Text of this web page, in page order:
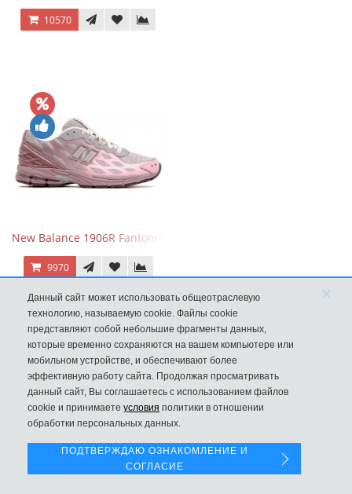
10570
New Balance 1906R Fantomfit Ice Wine
9970
Данный сайт может использовать общеотраслевую
технологию, называемую cookie. Файлы cookie
представляют собой небольшие фрагменты данных,
которые временно сохраняются на вашем компьютере или
мобильном устройстве, и обеспечивают более
эффективную работу сайта. Продолжая просматривать
данный сайт, Вы соглашаетесь с использованием файлов
cookie и принимаете условия политики в отношении
обработки персональных данных.
×
ПОДТВЕРЖДАЮ ОЗНАКОМЛЕНИЕ И
СОГЛАСИЕ